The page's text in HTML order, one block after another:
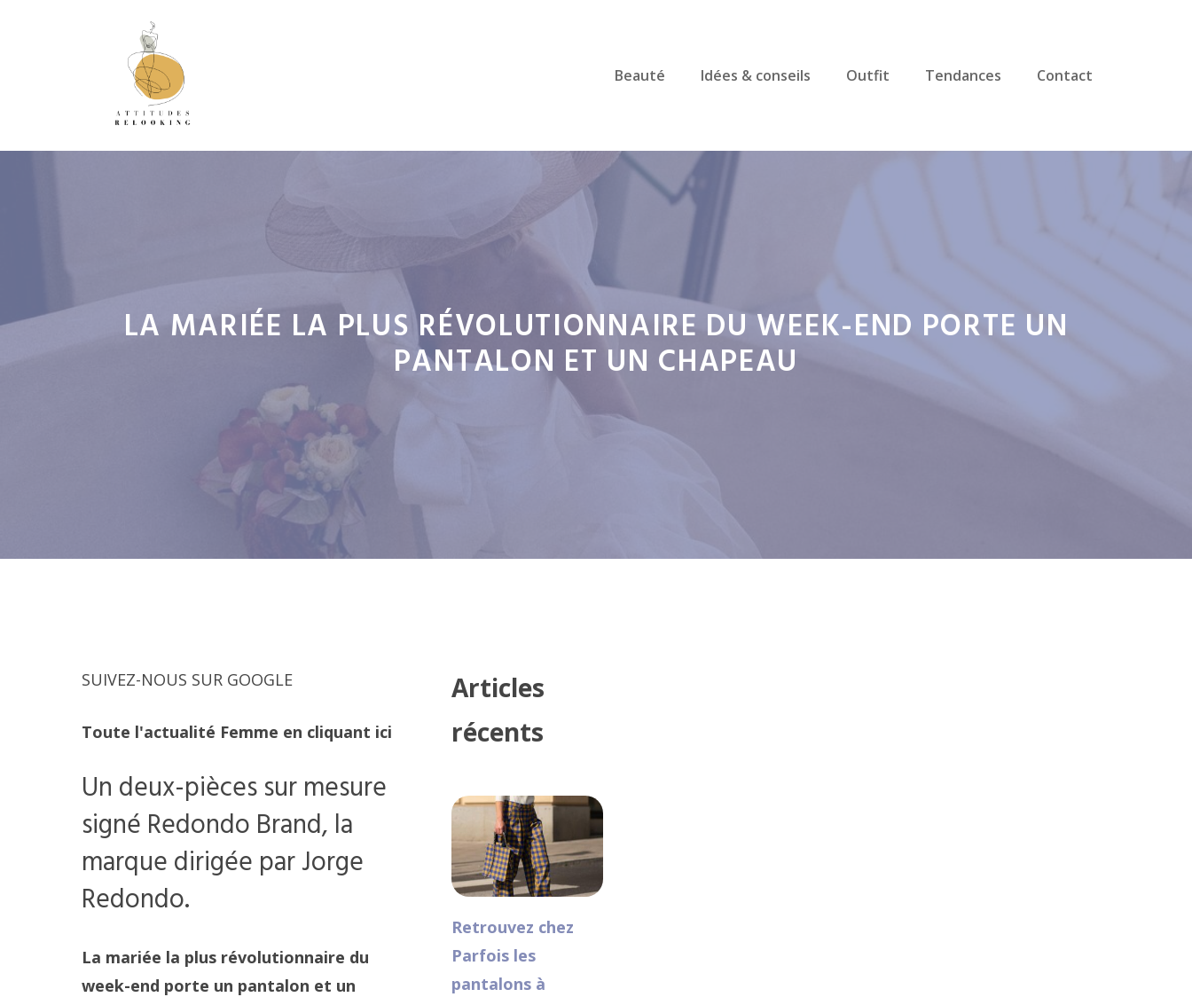
Beauté Idées & conseils Outfit Tendances Contact
LA MARIÉE LA PLUS RÉVOLUTIONNAIRE DU WEEK-END PORTE UN
PANTALON ET UN CHAPEAU
SUIVEZ-NOUS SUR GOOGLE
Toute l'actualité Femme en cliquant ici
Un deux-pièces sur mesure
signé Redondo Brand, la
marque dirigée par Jorge
Redondo.
La mariée la plus révolutionnaire du
week-end porte un pantalon et un
Articles
récents
Retrouvez chez
Parfois les
pantalons à